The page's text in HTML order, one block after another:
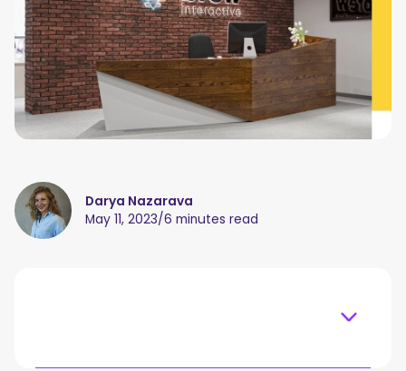
Darya Nazarava
May 11, 2023/6 minutes read